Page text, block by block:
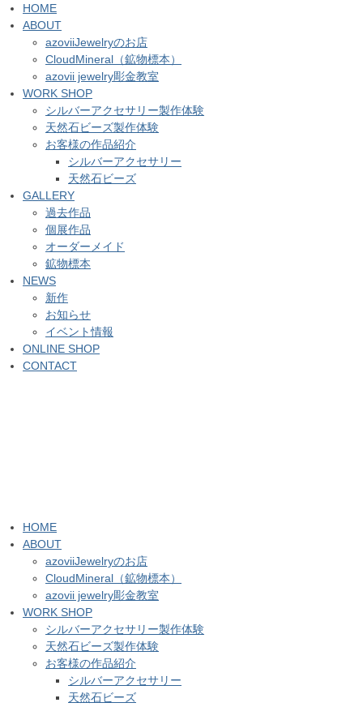
HOME
ABOUT
azoviiJewelryのお店
CloudMineral（鉱物標本）
azovii jewelry彫金教室
WORK SHOP
シルバーアクセサリー製作体験
天然石ビーズ製作体験
お客様の作品紹介
シルバーアクセサリー
天然石ビーズ
GALLERY
過去作品
個展作品
オーダーメイド
鉱物標本
NEWS
新作
お知らせ
イベント情報
ONLINE SHOP
CONTACT
HOME
ABOUT
azoviiJewelryのお店
CloudMineral（鉱物標本）
azovii jewelry彫金教室
WORK SHOP
シルバーアクセサリー製作体験
天然石ビーズ製作体験
お客様の作品紹介
シルバーアクセサリー
天然石ビーズ